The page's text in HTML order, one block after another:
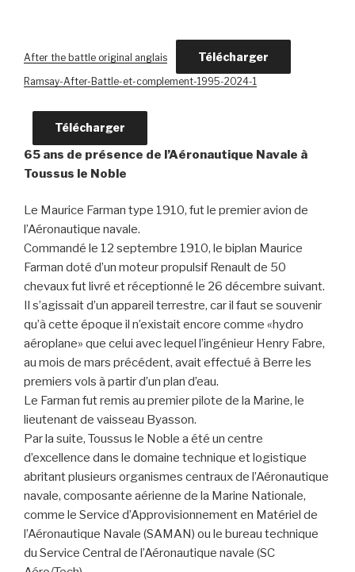
After the battle original anglais Télécharger
Ramsay-After-Battle-et-complement-1995-2024-1
Télécharger
65 ans de présence de l’Aéronautique Navale à
Toussus le Noble
Le Maurice Farman type 1910, fut le premier avion de
l’Aéronautique navale.
Commandé le 12 septembre 1910, le biplan Maurice
Farman doté d’un moteur propulsif Renault de 50
chevaux fut livré et réceptionné le 26 décembre suivant.
Il s’agissait d’un appareil terrestre, car il faut se souvenir
qu’à cette époque il n’existait encore comme «hydro
aéroplane» que celui avec lequel l’ingénieur Henry Fabre,
au mois de mars précédent, avait effectué à Berre les
premiers vols à partir d’un plan d’eau.
Le Farman fut remis au premier pilote de la Marine, le
lieutenant de vaisseau Byasson.
Par la suite, Toussus le Noble a été un centre
d’excellence dans le domaine technique et logistique
abritant plusieurs organismes centraux de l’Aéronautique
navale, composante aérienne de la Marine Nationale,
comme le Service d’Approvisionnement en Matériel de
l’Aéronautique Navale (SAMAN) ou le bureau technique
du Service Central de l’Aéronautique navale (SC